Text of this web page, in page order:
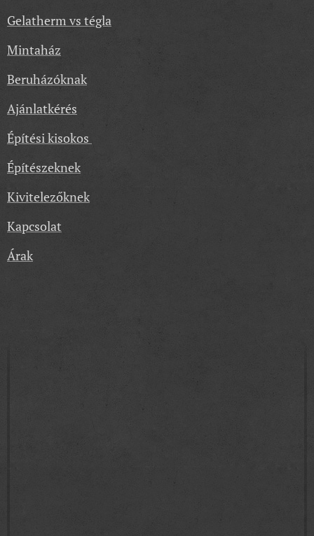
Gelatherm vs tégla
Mintaház
Beruházóknak
Ajánlatkérés
Építési kisokos
Építészeknek
Kivitelezőknek
Kapcsolat
Árak